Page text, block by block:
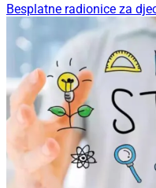
Besplatne radionice za